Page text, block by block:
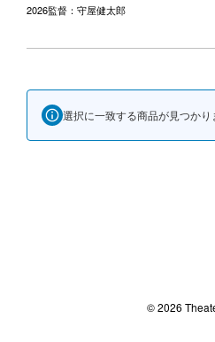
2026監督：守屋健太郎
選択に一致する商品が見つかり
© 2026